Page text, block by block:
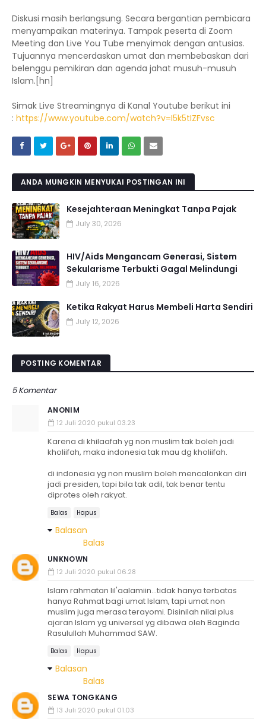
Diskusi masih berlangsung. Secara bergantian pembicara
menyampaikan materinya. Tampak peserta di Zoom
Meeting dan Live You Tube menyimak dengan antusias.
Tujuannya mencerdaskan umat dan membebaskan dari
belenggu pemikiran dan agenda jahat musuh-musuh
Islam.[hn]
Simak Live Streamingnya di Kanal Youtube berikut ini
: https://www.youtube.com/watch?v=I5k5tIZFvsc
ANDA MUNGKIN MENYUKAI POSTINGAN INI
Kesejahteraan Meningkat Tanpa Pajak
July 30, 2026
HIV/Aids Mengancam Generasi, Sistem
Sekularisme Terbukti Gagal Melindungi
July 16, 2026
Ketika Rakyat Harus Membeli Harta Sendiri
July 12, 2026
POSTING KOMENTAR
5 Komentar
ANONIM
12 Juli 2020 pukul 03.23
Karena di khilaafah yg non muslim tak boleh jadi
kholiifah, maka indonesia tak mau dg kholiifah.
di indonesia yg non muslim boleh mencalonkan diri
jadi presiden, tapi bila tak adil, tak benar tentu
diprotes oleh rakyat.
Balas Hapus
Balasan
Balas
UNKNOWN
12 Juli 2020 pukul 06.28
Islam rahmatan lil'aalamiin...tidak hanya terbatas
hanya Rahmat bagi umat Islam, tapi umat non
muslim juga merasa terayomi. Disinilah nilai plus
ajaran Islam yg universal yg dibawa oleh Baginda
Rasulullah Muhammad SAW.
Balas Hapus
Balasan
Balas
SEWA TONGKANG
13 Juli 2020 pukul 01.03